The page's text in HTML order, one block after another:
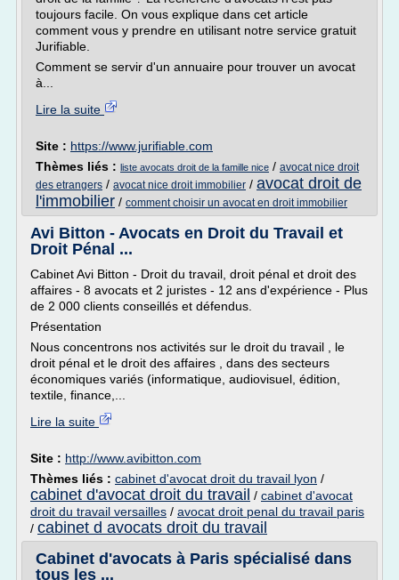
toujours facile. On vous explique dans cet article
comment vous y prendre en utilisant notre service gratuit
Jurifiable.
Comment se servir d'un annuaire pour trouver un avocat
à...
Lire la suite
Site : https://www.jurifiable.com
Thèmes liés : liste avocats droit de la famille nice / avocat nice droit
des etrangers / avocat nice droit immobilier / avocat droit de
l'immobilier / comment choisir un avocat en droit immobilier
Avi Bitton - Avocats en Droit du Travail et
Droit Pénal ...
Cabinet Avi Bitton - Droit du travail, droit pénal et droit des
affaires - 8 avocats et 2 juristes - 12 ans d'expérience - Plus
de 2 000 clients conseillés et défendus.
Présentation
Nous concentrons nos activités sur le droit du travail , le
droit pénal et le droit des affaires , dans des secteurs
économiques variés (informatique, audiovisuel, édition,
textile, finance,...
Lire la suite
Site : http://www.avibitton.com
Thèmes liés : cabinet d'avocat droit du travail lyon /
cabinet d'avocat droit du travail / cabinet d'avocat
droit du travail versailles / avocat droit penal du travail paris
/ cabinet d avocats droit du travail
Cabinet d'avocats à Paris spécialisé dans
tous les ...